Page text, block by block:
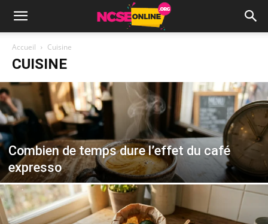
Accueil Cuisine
CUISINE
Combien de temps dure l’effet du café
expresso